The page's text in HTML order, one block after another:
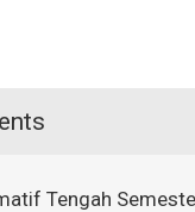
Tengah